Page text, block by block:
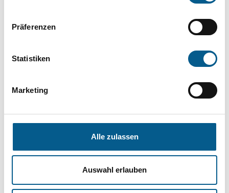
Präferenzen
Statistiken
Marketing
Alle zulassen
Auswahl erlauben